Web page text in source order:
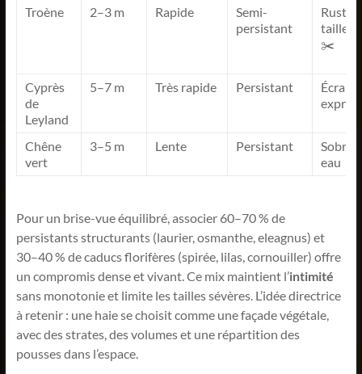
Troène 2–3 m Rapide
Semi-
persistant
taille
✂️
Cyprès
de
Leyland
5–7 m Très rapide Persistant
Écran
Chêne
vert
3–5 m Lente Persistant
Sobre
eau 💧
Pour un brise-vue équilibré, associer 60–70 % de
persistants structurants (laurier, osmanthe, eleagnus) et
30–40 % de caducs florifères (spirée, lilas, cornouiller) offre
un compromis dense et vivant. Ce mix maintient l’intimité
sans monotonie et limite les tailles sévères. L’idée directrice
à retenir : une haie se choisit comme une façade végétale,
avec des strates, des volumes et une répartition des
pousses dans l’espace.